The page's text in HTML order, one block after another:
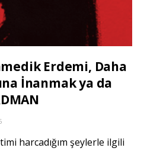
Erdemi, Daha
İnanmak ya da
harcadığım şeylerle ilgili